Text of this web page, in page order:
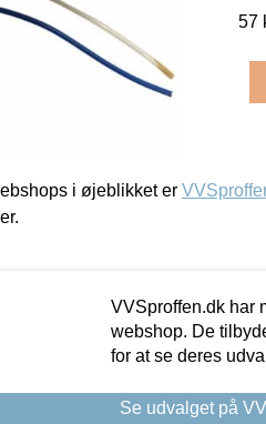
57
i øjeblikket er
VVSproffen.dk har
webshop. De
for at se deres
Se udvalget på